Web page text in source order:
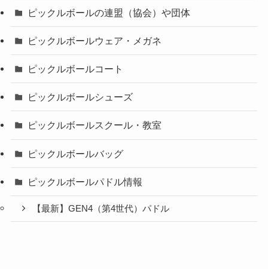
ピックルボールの連盟（協会）や団体
ピックルボールウェア・メガネ
ピックルボールコート
ピックルボールシューズ
ピックルボールスクール・教室
ピックルボールバッグ
ピックルボールパドル情報
【最新】GEN4（第4世代）パドル